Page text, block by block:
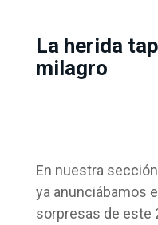
La herida
milagro
En nuestra
ya anunciábamos
sorpresas de este